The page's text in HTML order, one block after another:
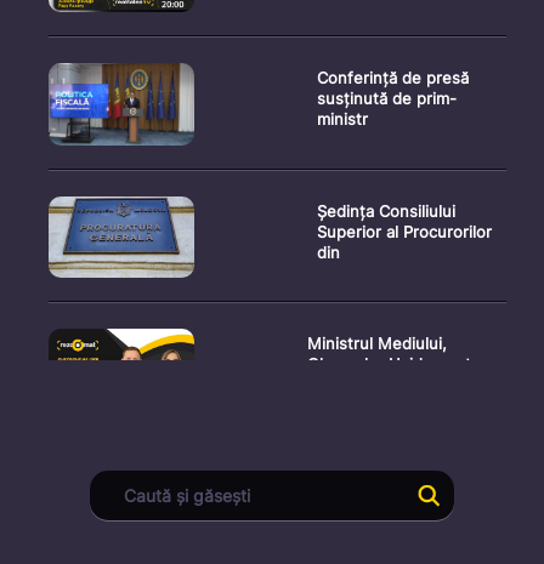
Conferință de presă
susținută de prim-
ministr
Ședința Consiliului
Superior al Procurorilor
din
Ministrul Mediului,
Gheorghe Hajder, este
Consultări publice privind
proiectul de lege pent